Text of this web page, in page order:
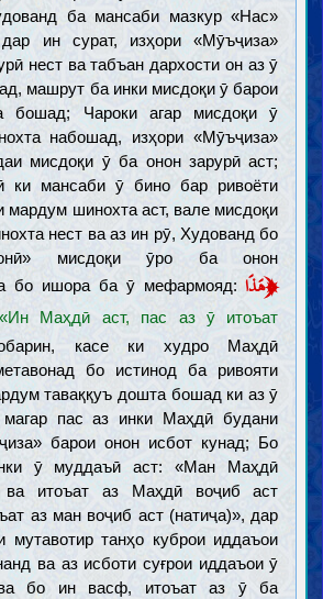
ба мансаби мазкур «Нас»
ин сурат, изҳори «Мӯъҷиза»
нест ва табъан дархости он аз ӯ
машрут ба инки мисдоқи ӯ барои
бошад; Чароки агар мисдоқи ӯ
набошад, изҳори «Мӯъҷиза»
мисдоқи ӯ ба онон зарурӣ аст;
ки мансаби ӯ бино бар ривоёти
мардум шинохта аст, вале мисдоқи
нест ва аз ин рӯ, Худованд бо
мисдоқи ӯро ба онон
бо ишора ба ӯ мефармояд:
﴿هَذَا
«Ин Маҳдӣ аст, пас аз ӯ итоъат
касе ки худро Маҳдӣ
бо истинод ба ривояти
таваққуъ дошта бошад ки аз ӯ
магар пас аз инки Маҳдӣ будани
барои онон исбот кунад; Бо
ӯ муддаъӣ аст: «Ман Маҳдӣ
ва итоъат аз Маҳдӣ воҷиб аст
аз ман воҷиб аст (натиҷа)», дар
мутавотир танҳо куброи иддаъои
ва аз исботи суғрои иддаъои ӯ
ва бо ин васф, итоъат аз ӯ ба